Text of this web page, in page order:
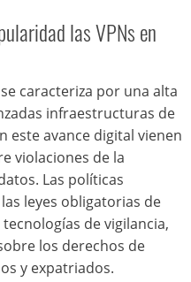
las VPNs en
caracteriza por una alta
infraestructuras de
este avance digital vienen
violaciones de la
Las políticas
leyes obligatorias de
de vigilancia,
los derechos de
y expatriados.